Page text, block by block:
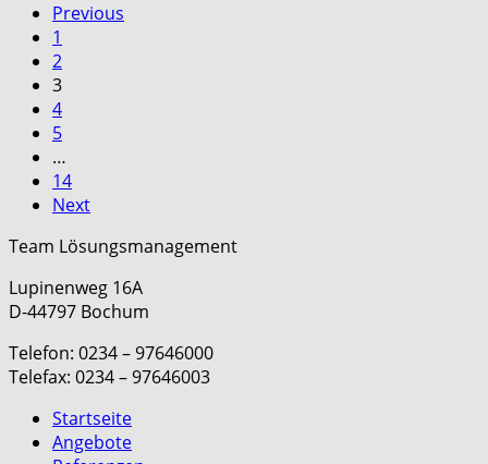
Previous
1
2
3
4
5
…
14
Next
Team Lösungsmanagement
Lupinenweg 16A
D-44797 Bochum
Telefon: 0234 – 97646000
Telefax: 0234 – 97646003
Startseite
Angebote